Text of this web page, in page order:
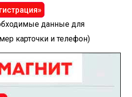
данные для
карточки и телефон)